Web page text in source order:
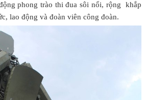
phong trào thi đua sôi nổi, rộng khắp
lao động và đoàn viên công đoàn.